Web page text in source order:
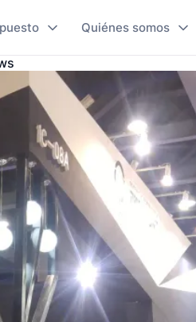
Quiénes somos